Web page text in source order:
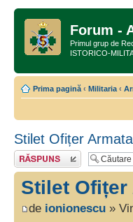
Forum -
Primul grup de
ISTORICO-
Prima pagină ‹ Militaria ‹
Stilet Ofițer
Răspunde
Stilet Ofițer
de ionionescu »